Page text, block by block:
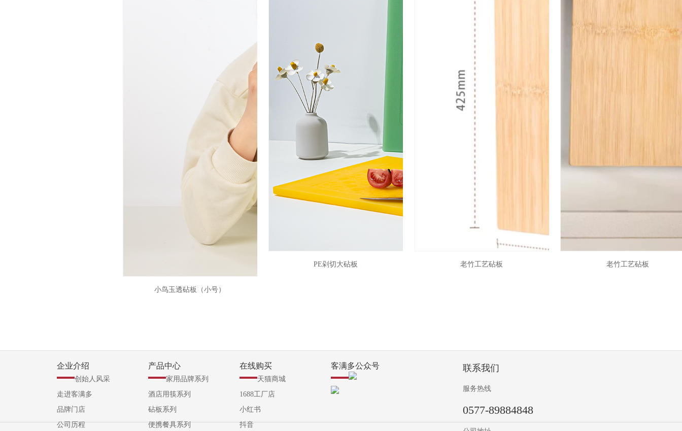
小鸟玉透砧板（小号）
PE345
PE剁切大砧板
老竹工艺砧板 老竹工艺砧板
企业介绍
创始人风采
走进客满多
品牌门店
公司历程
产品中心
家用品牌系列
酒店用筷系列
砧板系列
便携餐具系列
在线购买
天猫商城
1688工厂店
小红书
抖音
客满多公众号 联系我们
服务热线
0577-89884848